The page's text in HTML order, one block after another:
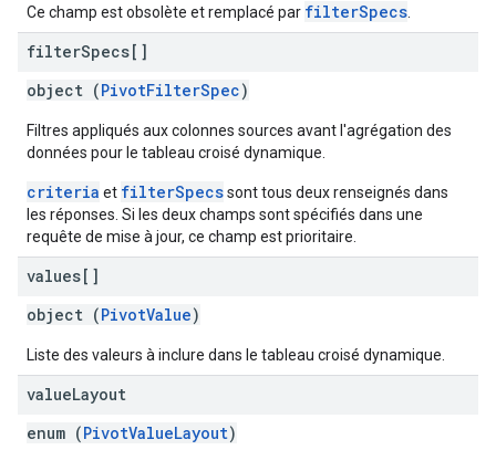
Ce champ est obsolète et remplacé par filterSpecs
filterSpecs[]
object (PivotFilterSpec)
Filtres appliqués aux colonnes sources avant l'agrégation des
données pour le tableau croisé dynamique.
criteria et filterSpecssont tous deux renseignés dans
les réponses. Si les deux champs sont spécifiés dans une
requête de mise à jour, ce champ est prioritaire.
values[]
object (PivotValue)
Liste des valeurs à inclure dans le tableau croisé dynamique.
valueLayout
enum (PivotValueLayout)